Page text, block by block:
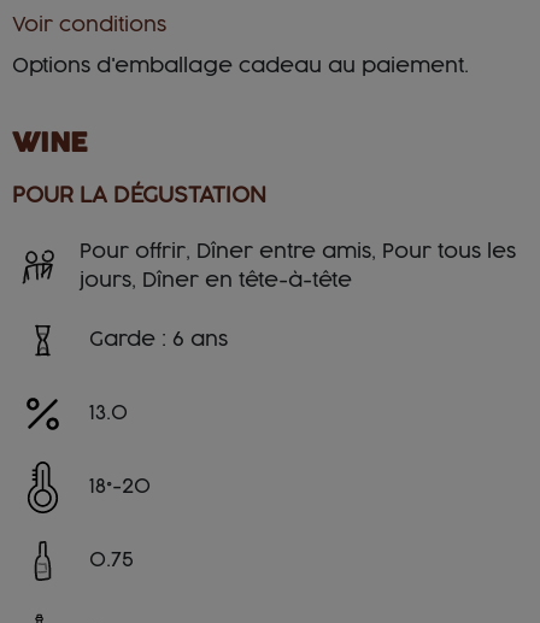
Voir conditions
Options d'emballage cadeau au paiement.
WINE
POUR LA DÉGUSTATION
Pour offrir, Dîner entre amis, Pour tous les
jours, Dîner en tête-à-tête
Garde : 6 ans
13.0
18°-20
0.75